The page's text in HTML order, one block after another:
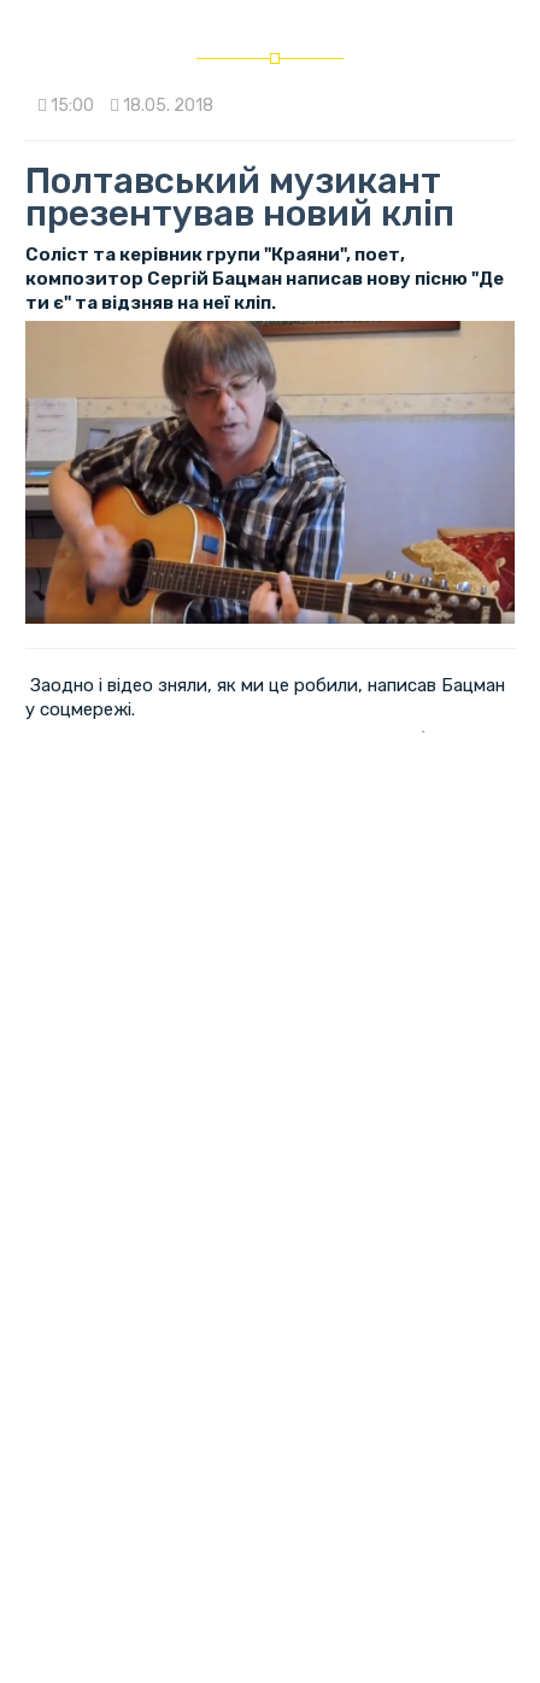
15:00 18.05. 2018
Полтавський музикант
презентував новий кліп
Соліст та керівник групи "Краяни", поет,
композитор Сергій Бацман написав нову пісню "Де
ти є" та відзняв на неї кліп.
Заодно і відео зняли, як ми це робили, написав Бацман
у соцмережі.
Працювали над кліпом не тільки люди, а й собаки